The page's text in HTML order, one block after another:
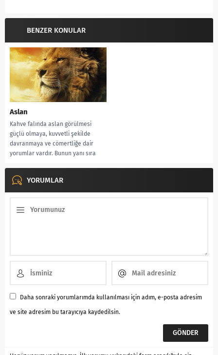
BENZER KONULAR
Aslan
Kahve falında aslan görülmesi
güçlü olmaya, kuvvetli şekilde
davranmaya ve cömertliğe dair
yorumlar vardır. Bunun yanı sıra
YORUMLAR
Daha sonraki yorumlarımda kullanılması için adım, e-posta adresim
ve site adresim bu tarayıcıya kaydedilsin.